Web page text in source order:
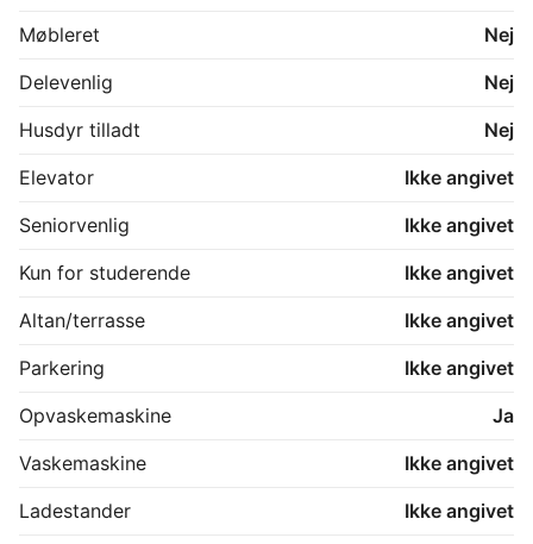
Møbleret
Nej
Delevenlig
Nej
Husdyr tilladt
Nej
Elevator
Ikke angivet
Seniorvenlig
Ikke angivet
Kun for studerende
Ikke angivet
Altan/terrasse
Ikke angivet
Parkering
Ikke angivet
Opvaskemaskine
Ja
Vaskemaskine
Ikke angivet
Ladestander
Ikke angivet